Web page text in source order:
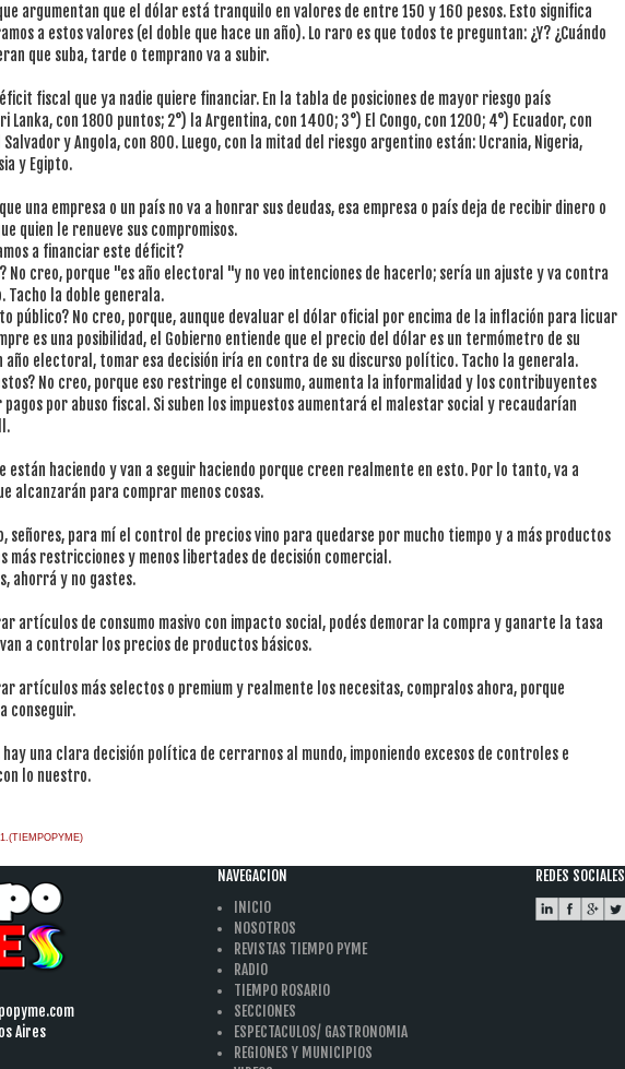
argumentan que el dólar está tranquilo en valores de entre 150 y 160 pesos. Esto significa
a estos valores (el doble que hace un año). Lo raro es que todos te preguntan: ¿Y? ¿Cuándo
que suba, tarde o temprano va a subir.
fiscal que ya nadie quiere financiar. En la tabla de posiciones de mayor riesgo país
Lanka, con 1800 puntos; 2°) la Argentina, con 1400; 3°) El Congo, con 1200; 4°) Ecuador, con
Salvador y Angola, con 800. Luego, con la mitad del riesgo argentino están: Ucrania, Nigeria,
y Egipto.
una empresa o un país no va a honrar sus deudas, esa empresa o país deja de recibir dinero o
quien le renueve sus compromisos.
a financiar este déficit?
No creo, porque "es año electoral "y no veo intenciones de hacerlo; sería un ajuste y va contra
Tacho la doble generala.
público? No creo, porque, aunque devaluar el dólar oficial por encima de la inflación para licuar
es una posibilidad, el Gobierno entiende que el precio del dólar es un termómetro de su
año electoral, tomar esa decisión iría en contra de su discurso político. Tacho la generala.
No creo, porque eso restringe el consumo, aumenta la informalidad y los contribuyentes
por abuso fiscal. Si suben los impuestos aumentará el malestar social y recaudarían
están haciendo y van a seguir haciendo porque creen realmente en esto. Por lo tanto, va a
alcanzarán para comprar menos cosas.
señores, para mí el control de precios vino para quedarse por mucho tiempo y a más productos
más restricciones y menos libertades de decisión comercial.
ahorrá y no gastes.
artículos de consumo masivo con impacto social, podés demorar la compra y ganarte la tasa
a controlar los precios de productos básicos.
artículos más selectos o premium y realmente los necesitas, compralos ahora, porque
conseguir.
una clara decisión política de cerrarnos al mundo, imponiendo excesos de controles e
lo nuestro.
Aires
NAVEGACION
INICIO
NOSOTROS
REVISTAS TIEMPO PYME
RADIO
TIEMPO ROSARIO
SECCIONES
ESPECTACULOS/ GASTRONOMIA
REGIONES Y MUNICIPIOS
REDES SOCIALES